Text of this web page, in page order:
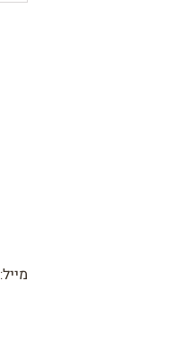
מייל